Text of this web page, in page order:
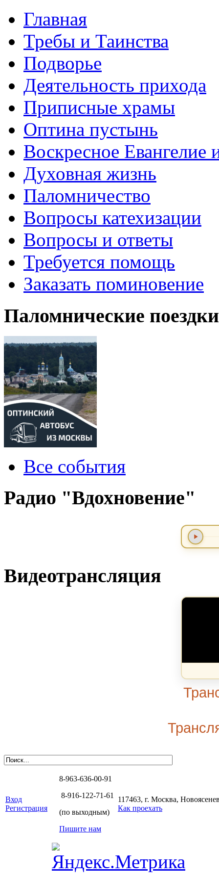
Главная
Требы и Таинства
Подворье
Деятельность прихода
Приписные храмы
Оптина пустынь
Воскресное Евангелие
Духовная жизнь
Паломничество
Вопросы катехизации
Вопросы и ответы
Требуется помощь
Заказать поминовение
Паломнические
Все события
Радио "Вдохновение"
Видеотрансляция
Вход
Регистрация
8-963-636-00-91
8-916-122-71-61
(по выходным)
Пишите нам
117463, г. Москва,
Как проехать